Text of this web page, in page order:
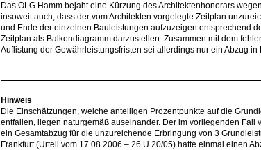
Das OLG Hamm bejaht eine Kürzung des Architektenhonorars
insoweit auch, dass der vom Architekten vorgelegte Zeitplan
und Ende der einzelnen Bauleistungen aufzuzeigen entsprechend
Zeitplan als Balkendiagramm darzustellen. Zusammen mit dem
Auflistung der Gewährleistungsfristen sei allerdings nur ein Abzug in
Hinweis
Die Einschätzungen, welche anteiligen Prozentpunkte auf die
entfallen, liegen naturgemäß auseinander. Der im vorliegenden Fall
ein Gesamtabzug für die unzureichende Erbringung von 3
Frankfurt (Urteil vom 17.08.2006 – 26 U 20/05) hatte einmal einen